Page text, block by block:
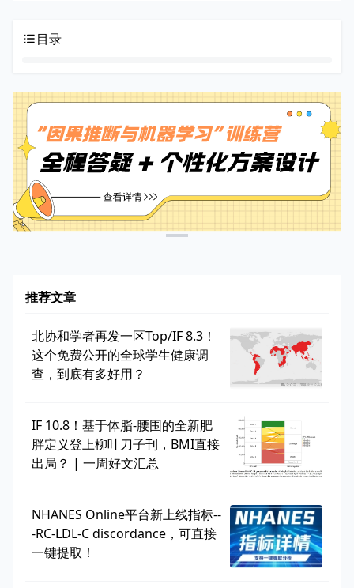
目录
推荐文章
北协和学者再发一区Top/IF 8.3！
这个免费公开的全球学生健康调
查，到底有多好用？
IF 10.8！基于体脂-腰围的全新肥
胖定义登上柳叶刀子刊，BMI直接
出局？ | 一周好文汇总
NHANES Online平台新上线指标--
-RC-LDL-C discordance，可直接
一键提取！